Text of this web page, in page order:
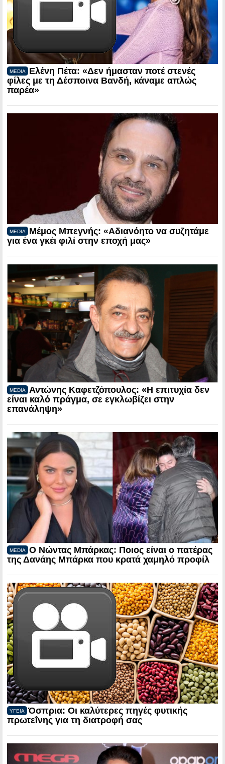
MEDIA
Ελένη Πέτα: «Δεν ήμασταν ποτέ στενές
φίλες με τη Δέσποινα Βανδή, κάναμε απλώς
παρέα»
MEDIA
Μέμος Μπεγνής: «Αδιανόητο να συζητάμε
για ένα γκέι φιλί στην εποχή μας»
MEDIA
Αντώνης Καφετζόπουλος: «Η επιτυχία δεν
είναι καλό πράγμα, σε εγκλωβίζει στην
επανάληψη»
MEDIA
Ο Νώντας Μπάρκας: Ποιος είναι ο πατέρας
της Δανάης Μπάρκα που κρατά χαμηλό προφίλ
ΥΓΕΙΑ
Όσπρια: Οι καλύτερες πηγές φυτικής
πρωτεΐνης για τη διατροφή σας